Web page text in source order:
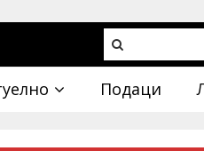
Подаци